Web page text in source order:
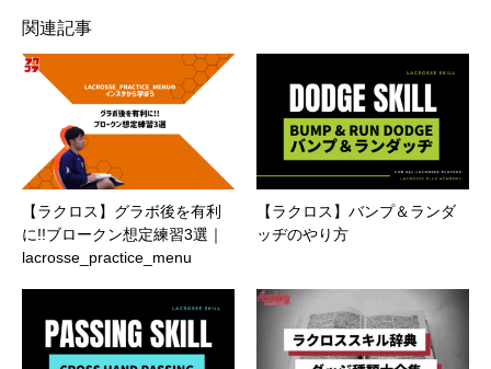
関連記事
【ラクロス】グラボ後を有利
に!!ブロークン想定練習3選｜
lacrosse_practice_menu
【ラクロス】バンプ＆ランダ
ッヂのやり方